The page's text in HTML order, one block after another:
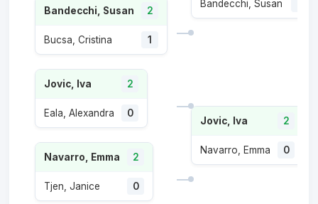
Bandecchi, Susan 2
Bucsa, Cristina 1
Jovic, Iva 2
Eala, Alexandra 0
Navarro, Emma 2
Tjen, Janice 0
Bandecchi, Susan
Jovic, Iva 2
Navarro, Emma 0